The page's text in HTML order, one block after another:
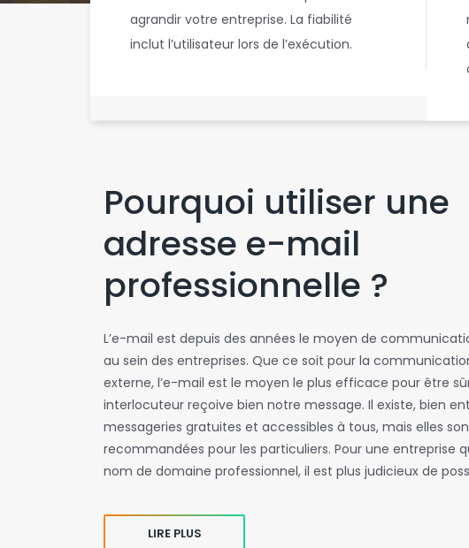
agrandir votre entreprise. La fiabilité
inclut l’utilisateur lors de l’exécution.
Pourquoi utiliser une
adresse e-mail
professionnelle ?
L’e-mail est depuis des années le moyen de
au sein des entreprises. Que ce soit pour la
externe, l’e-mail est le moyen le plus efficace pour être
interlocuteur reçoive bien notre message. Il existe, bien
messageries gratuites et accessibles à tous, mais elles
recommandées pour les particuliers. Pour une entreprise
nom de domaine professionnel, il est plus judicieux de
LIRE PLUS